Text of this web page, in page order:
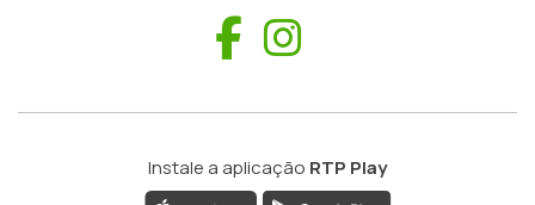
Facebook
Instale a aplicação RTP Play